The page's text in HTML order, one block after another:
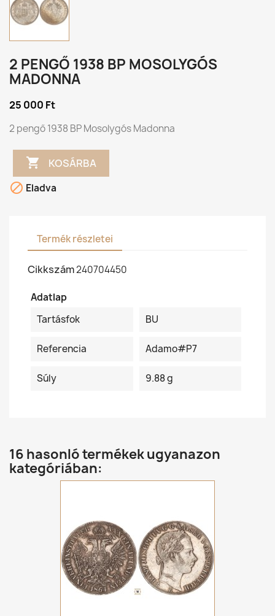
2 PENGŐ 1938 BP MOSOLYGÓS
MADONNA
25 000 Ft
2 pengő 1938 BP Mosolygós Madonna
 KOSÁRBA
 Eladva
Termék részletei
Cikkszám240704450
Adatlap
Tartásfok
BU
Referencia Adamo#P7
Súly 9.88 g
16 hasonló termékek ugyanazon
kategóriában: